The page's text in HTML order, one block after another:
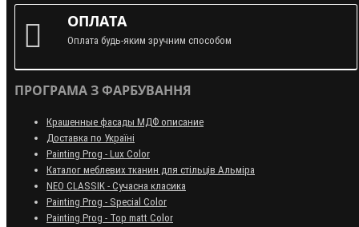
ОПЛАТА
Оплата будь-яким зручним способом
ПРОГРАМА З ФАРБУВАННЯ
Крашенные фасады МДФ описание
Доставка по Україні
Painting Prog - Lux Color
Каталог меблевих тканин для стільців Альміра
NEO CLASSIK - Сучасна класика
Painting Prog - Special Color
Painting Prog - Top matt Color